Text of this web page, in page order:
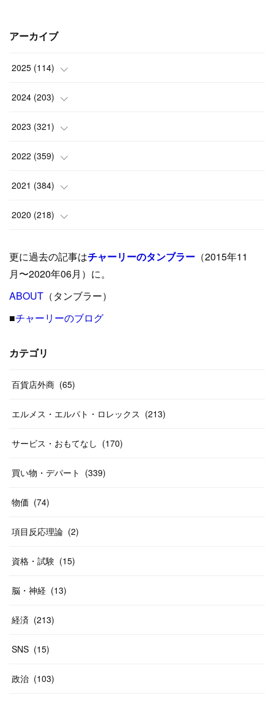
アーカイブ
2025 (114)
(1)
(8)
(6)
(9 )
( 5 )
( 15
(24)
(8 )
(17
(12)
2024 (203)
(24)
(10)
(18)
(17)
)
(12)
19)
(13
(14)
2023 (321)
(25)
(17)
(35)
(33 )
(26)
27)
(29
(24)
(26
2022 (359)
(42)
(37)
(31)
(31)
31
(26
(20)
(14
(46
2021 (384)
(9)
(39)
( 23)
40
(55
(38)
(20
(31
58)
10
2020 (218)
(24)
( 42)
(33
(46)
(20
更に過去の記事はチャーリーのタンブラー （2015年11
月〜2020年06月）に。
ABOUT （タンブラー）
■チャーリーのブログ
カテゴリ
百貨店外商 (65)
エルメス・エルパト・ロレックス (213)
サービス・おもてなし (170)
買い物・デパート (339)
物価 (74)
項目反応理論 (2)
資格・試験 (15)
脳・神経 (13)
経済 (213)
SNS (15)
政治 (103)